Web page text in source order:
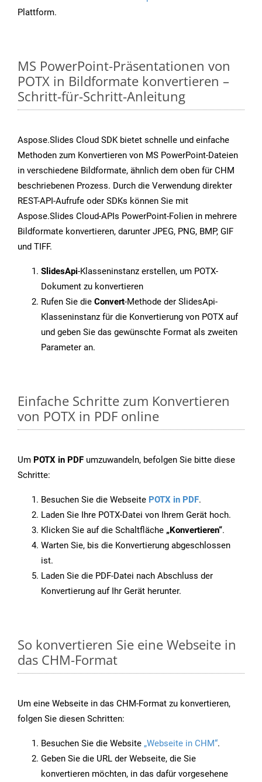
Plattform.
MS PowerPoint-Präsentationen von
POTX in Bildformate konvertieren –
Schritt-für-Schritt-Anleitung
Aspose.Slides Cloud SDK bietet schnelle und einfache
Methoden zum Konvertieren von MS PowerPoint-Dateien
in verschiedene Bildformate, ähnlich dem oben für CHM
beschriebenen Prozess. Durch die Verwendung direkter
REST-API-Aufrufe oder SDKs können Sie mit
Aspose.Slides Cloud-APIs PowerPoint-Folien in mehrere
Bildformate konvertieren, darunter JPEG, PNG, BMP, GIF
und TIFF.
SlidesApi-Klasseninstanz erstellen, um POTX-
Dokument zu konvertieren
Rufen Sie die Convert-Methode der SlidesApi-
Klasseninstanz für die Konvertierung von POTX auf
und geben Sie das gewünschte Format als zweiten
Parameter an.
Einfache Schritte zum Konvertieren
von POTX in PDF online
Um POTX in PDF umzuwandeln, befolgen Sie bitte diese
Schritte:
Besuchen Sie die Webseite POTX in PDF.
Laden Sie Ihre POTX-Datei von Ihrem Gerät hoch.
Klicken Sie auf die Schaltfläche „Konvertieren“.
Warten Sie, bis die Konvertierung abgeschlossen
ist.
Laden Sie die PDF-Datei nach Abschluss der
Konvertierung auf Ihr Gerät herunter.
So konvertieren Sie eine Webseite in
das CHM-Format
Um eine Webseite in das CHM-Format zu konvertieren,
folgen Sie diesen Schritten:
Besuchen Sie die Website „Webseite in CHM“.
Geben Sie die URL der Webseite, die Sie
konvertieren möchten, in das dafür vorgesehene